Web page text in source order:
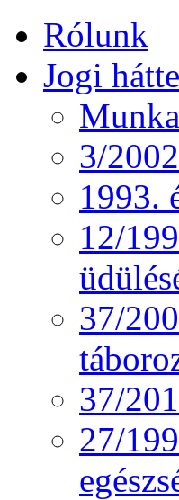
Rólunk
Jogi
3/
1993.
12/
37/
37/
27/